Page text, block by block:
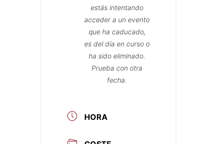
estás intentando
acceder a un evento
que ha caducado,
es del día en curso o
ha sido eliminado.
Prueba con otra
fecha.
HORA